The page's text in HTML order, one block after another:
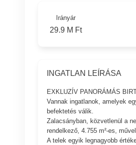
Irányár
29.9 M Ft
INGATLAN LEÍRÁSA
EXKLUZÍV PANORÁMÁS
Vannak ingatlanok, amelyek
befektetés válik.
Zalacsányban, közvetlenül a
rendelkező, 4.755 m²-es,
A telek egyik legnagyobb